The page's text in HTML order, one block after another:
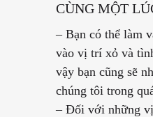
CÙNG MỘT
– Bạn có thể làm
vào vị trí xỏ và
vậy bạn cũng sẽ
chúng tôi trong
– Đối với những